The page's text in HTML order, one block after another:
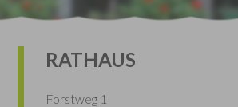
RATHAUS
Forstweg 1